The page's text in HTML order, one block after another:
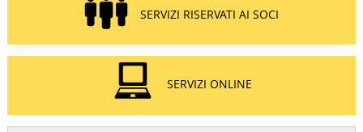
SERVIZI RISERVATI AI SOCI
SERVIZI ONLINE